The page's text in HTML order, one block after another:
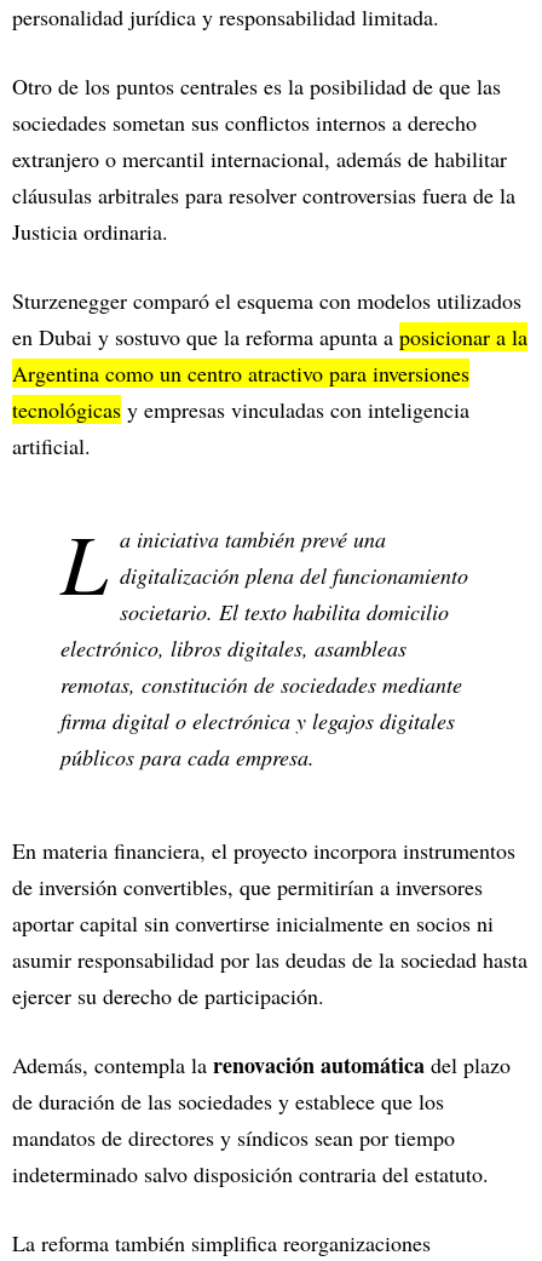
personalidad jurídica y responsabilidad limitada.
Otro de los puntos centrales es la posibilidad de que las
sociedades sometan sus conflictos internos a derecho
extranjero o mercantil internacional, además de habilitar
cláusulas arbitrales para resolver controversias fuera de la
Justicia ordinaria.
Sturzenegger comparó el esquema con modelos utilizados
en Dubai y sostuvo que la reforma apunta a posicionar a la
Argentina como un centro atractivo para inversiones
tecnológicas y empresas vinculadas con inteligencia
artificial.
L a iniciativa también prevé una
digitalización plena del funcionamiento
societario. El texto habilita domicilio
electrónico, libros digitales, asambleas
remotas, constitución de sociedades mediante
firma digital o electrónica y legajos digitales
públicos para cada empresa.
En materia financiera, el proyecto incorpora instrumentos
de inversión convertibles, que permitirían a inversores
aportar capital sin convertirse inicialmente en socios ni
asumir responsabilidad por las deudas de la sociedad hasta
ejercer su derecho de participación.
Además, contempla la renovación automática del plazo
de duración de las sociedades y establece que los
mandatos de directores y síndicos sean por tiempo
indeterminado salvo disposición contraria del estatuto.
La reforma también simplifica reorganizaciones